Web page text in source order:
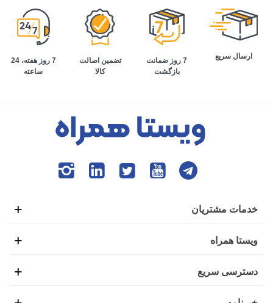
ارسال سریع
7 روز ضمانت
بازگشت
تضمین اصالت
کالا
7 روز هفته، 24
ساعته
خدمات مشتریان
ویستا همراه
دسترسی سریع